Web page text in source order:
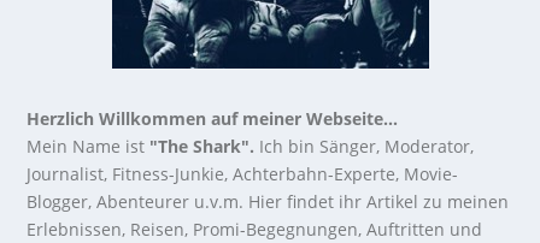
Herzlich Willkommen auf meiner Webseite...
Mein Name ist "The Shark". Ich bin Sänger, Moderator,
Journalist, Fitness-Junkie, Achterbahn-Experte, Movie-
Blogger, Abenteurer u.v.m. Hier findet ihr Artikel zu meinen
Erlebnissen, Reisen, Promi-Begegnungen, Auftritten und